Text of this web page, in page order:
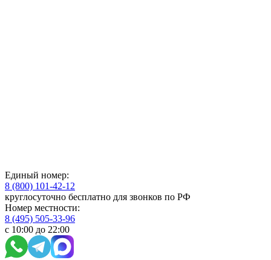
Единый номер:
8 (800) 101-42-12
круглосуточно бесплатно для звонков по РФ
Номер местности:
8 (495) 505-33-96
с 10:00 до 22:00